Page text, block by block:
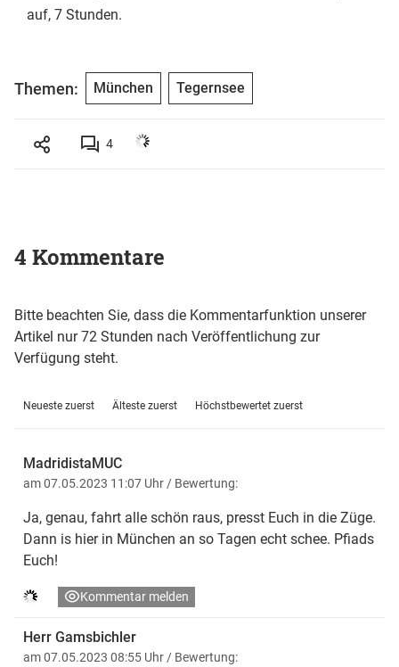
auf, 7 Stunden.
Themen: München Tegernsee
4
4 Kommentare
Bitte beachten Sie, dass die Kommentarfunktion unserer
Artikel nur 72 Stunden nach Veröffentlichung zur
Verfügung steht.
Neueste zuerst Älteste zuerst Höchstbewertet zuerst
MadridistaMUC
am 07.05.2023 11:07 Uhr / Bewertung:
Ja, genau, fahrt alle schön raus, presst Euch in die Züge.
Dann is hier in München an so Tagen echt schee. Pfiads
Euch!
Kommentar melden
Herr Gamsbichler
am 07.05.2023 08:55 Uhr / Bewertung: